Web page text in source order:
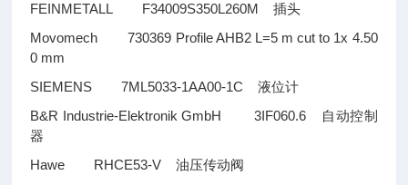
FEINMETALL F34009S350L260M插头
Movomech 730369 Profile AHB2 L=5 m cut to 1x 4.50
0 mm
SIEMENS 7ML5033-1AA00-1C液位计
B&R Industrie-Elektronik GmbH 3IF060.6
自动控制
器
Hawe RHCE53-V油压传动阀